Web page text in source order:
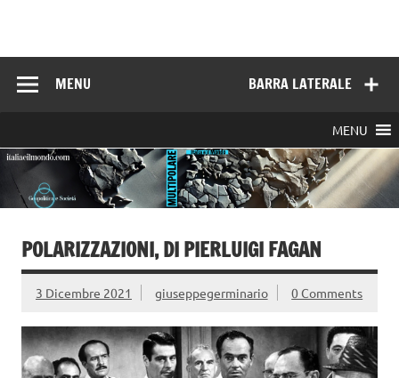
BARRA LATERALE
MENU
MENU
POLARIZZAZIONI, DI PIERLUIGI FAGAN
3 Dicembre 2021 giuseppegerminario 0 Comments